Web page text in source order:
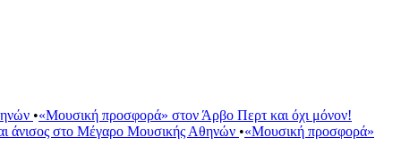
•«Μουσική προσφορά» στον Άρβο Περτ και όχι μόνον!
άνισος στο Μέγαρο Μουσικής Αθηνών •«Μουσική προσφορά»